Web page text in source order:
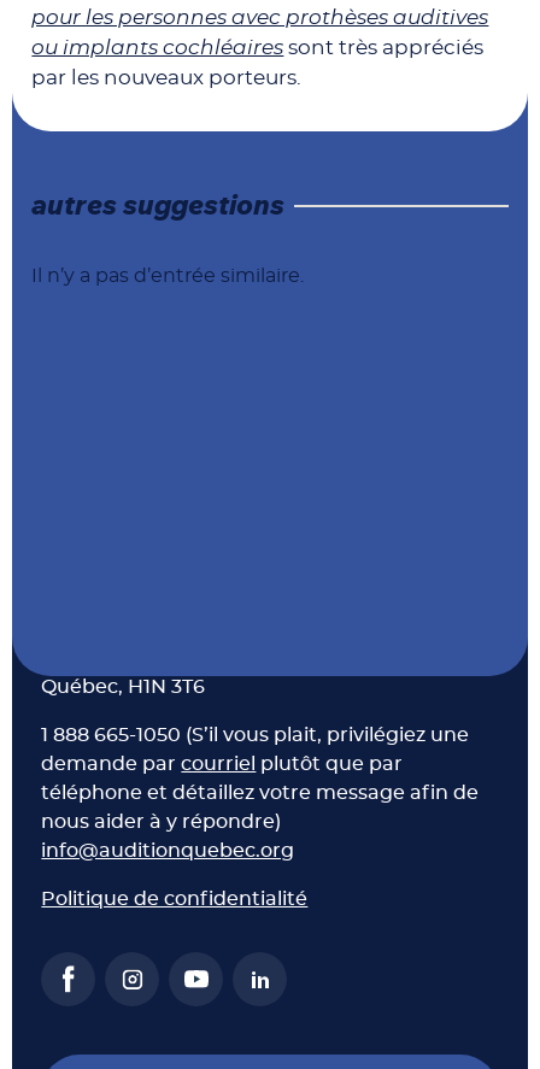
pour les personnes avec prothèses auditives
ou implants cochléaires sont très appréciés
par les nouveaux porteurs.
autres suggestions
Il n’y a pas d’entrée similaire.
Québec, H1N 3T6
1 888 665-1050 (S’il vous plait, privilégiez une
demande parcourriel plutôt que par
téléphone et détaillez votre message afin de
nous aider à y répondre)
info@auditionquebec.org
Politique de confidentialité